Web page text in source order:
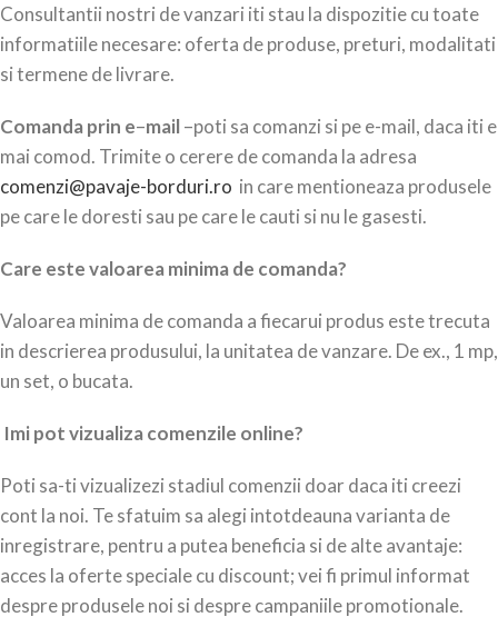
Consultantii nostri de vanzari iti stau la dispozitie cu toate
informatiile necesare: oferta de produse, preturi, modalitati
si termene de livrare.
Comanda prin e–mail–poti sa comanzi si pe e-mail, daca iti e
mai comod. Trimite o cerere de comanda la adresa
comenzi@pavaje-borduri.ro in care mentioneaza produsele
pe care le doresti sau pe care le cauti si nu le gasesti.
Care este valoarea minima de comanda?
Valoarea minima de comanda a fiecarui produs este trecuta
in descrierea produsului, la unitatea de vanzare. De ex., 1 mp,
un set, o bucata.
Imi pot vizualiza comenzile online?
Poti sa-ti vizualizezi stadiul comenzii doar daca iti creezi
cont la noi. Te sfatuim sa alegi intotdeauna varianta de
inregistrare, pentru a putea beneficia si de alte avantaje:
acces la oferte speciale cu discount; vei fi primul informat
despre produsele noi si despre campaniile promotionale.